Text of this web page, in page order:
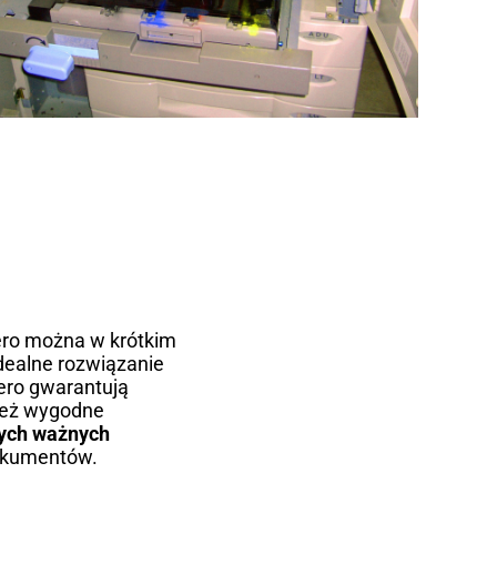
można w krótkim
rozwiązanie
gwarantują
wygodne
ważnych